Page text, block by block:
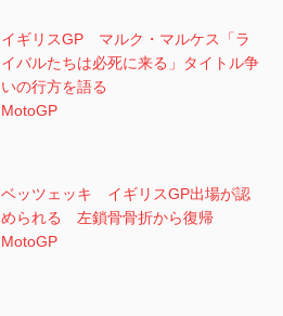
イギリスGP マルク・マルケス「ラ
イバルたちは必死に来る」タイトル争
いの行方を語る
MotoGP
ベッツェッキ イギリスGP出場が認
められる 左鎖骨骨折から復帰
MotoGP